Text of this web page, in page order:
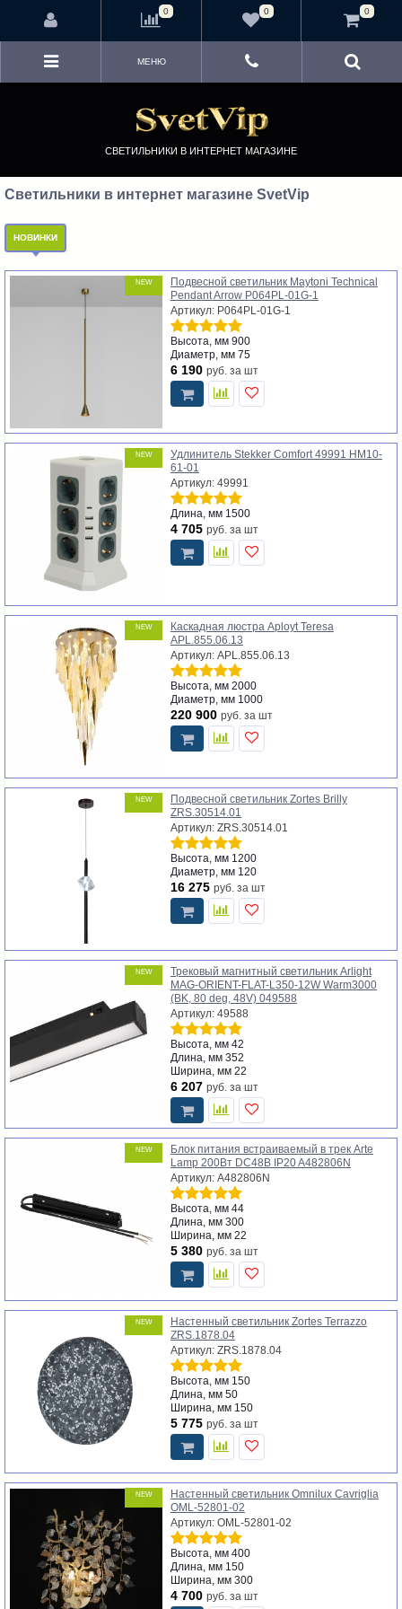
СВЕТИЛЬНИКИ В ИНТЕРНЕТ МАГАЗИНЕ
МЕНЮ
Светильники в интернет магазине SvetVip
НОВИНКИ
NEW
Подвесной светильник Maytoni Technical
Pendant Arrow P064PL-01G-1
Артикул: P064PL-01G-1
Высота, мм 900
Диаметр, мм 75
6 190 руб. за шт
NEW
Удлинитель Stekker Comfort 49991 HM10-
61-01
Артикул: 49991
Длина, мм 1500
4 705 руб. за шт
NEW
Каскадная люстра Aployt Teresa
APL.855.06.13
Артикул: APL.855.06.13
Высота, мм 2000
Диаметр, мм 1000
220 900 руб. за шт
NEW
Подвесной светильник Zortes Brilly
ZRS.30514.01
Артикул: ZRS.30514.01
Высота, мм 1200
Диаметр, мм 120
16 275 руб. за шт
NEW
Трековый магнитный светильник Arlight
MAG-ORIENT-FLAT-L350-12W Warm3000
(BK, 80 deg, 48V) 049588
Артикул: 49588
Высота, мм 42
Длина, мм 352
Ширина, мм 22
6 207 руб. за шт
NEW
Блок питания встраиваемый в трек Arte
Lamp 200Вт DC48В IP20 A482806N
Артикул: A482806N
Высота, мм 44
Длина, мм 300
Ширина, мм 22
5 380 руб. за шт
NEW
Настенный светильник Zortes Terrazzo
ZRS.1878.04
Артикул: ZRS.1878.04
Высота, мм 150
Длина, мм 50
Ширина, мм 150
5 775 руб. за шт
NEW
Настенный светильник Omnilux Cavriglia
OML-52801-02
Артикул: OML-52801-02
Высота, мм 400
Длина, мм 150
Ширина, мм 300
4 700 руб. за шт
0 0 0